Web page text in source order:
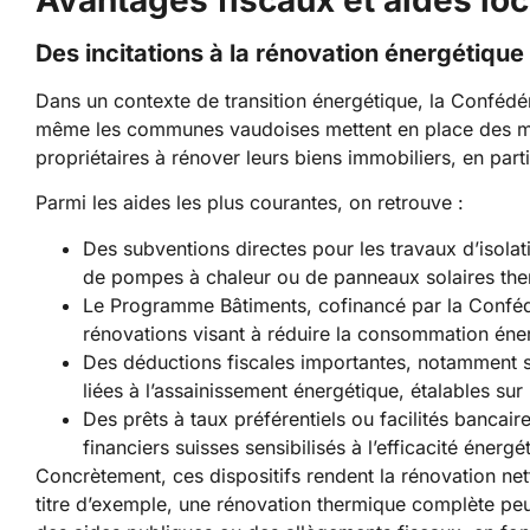
Des incitations à la rénovation énergétique
Dans un contexte de transition énergétique, la
même les communes vaudoises mettent en place des
propriétaires à rénover leurs biens immobiliers, en
Parmi les aides les plus courantes, on retrouve :
Des subventions directes pour les travaux
de pompes à chaleur ou de panneaux solaires
Le Programme Bâtiments, cofinancé par la
rénovations visant à réduire la consommation
Des déductions fiscales importantes, notamment
liées à l’assainissement énergétique, étalables
Des prêts à taux préférentiels ou facilités
financiers suisses sensibilisés à l’efficacité
Concrètement, ces dispositifs rendent la rénovation
titre d’exemple, une rénovation thermique complète